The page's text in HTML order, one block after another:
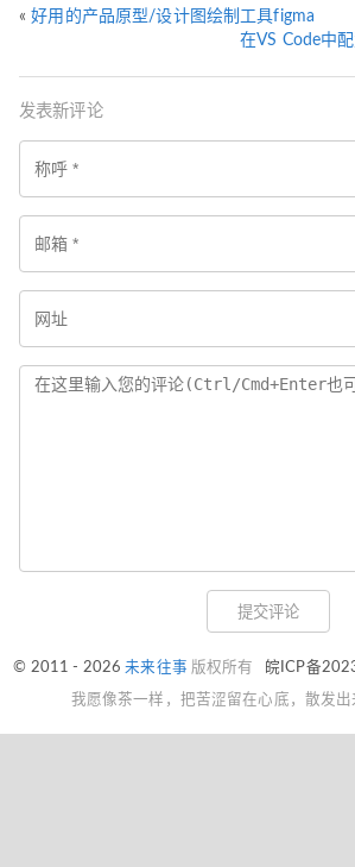
«好用的产品原型/设计图绘制工具figma
在VS Code中
发表新评论
提交评论
© 2011 - 2026未来往事 版权所有 皖ICP备
我愿像茶一样，把苦涩留在心底，散发出